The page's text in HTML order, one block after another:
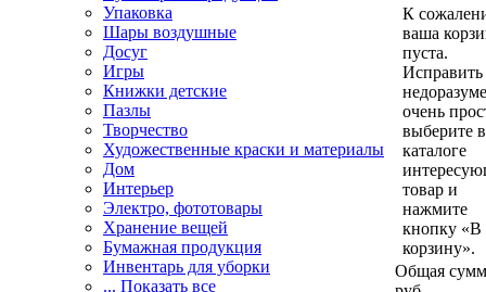
Упаковка
Шары воздушные
Досуг
Игры
Книжки детские
Пазлы
Творчество
Художественные краски и материалы
Дом
Интерьер
Электро, фототовары
Хранение вещей
Бумажная продукция
Инвентарь для уборки
... Показать все
К
ваша
пуста.
Исправить
очень
выберите в
каталоге
товар и
нажмите
кнопку «В
корзину».
Общая